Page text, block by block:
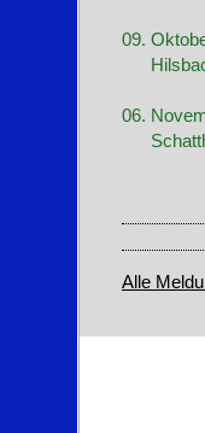
09.
06.
Alle